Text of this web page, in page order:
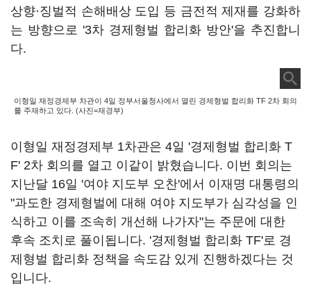
상향·징벌적 손해배상 도입 등 금전적 제재를 강화하
는 방향으로 '3차 경제형벌 합리화 방안'을 추진합니
다.
이형일 재정경제부 차관이 4일 정부서울청사에서 열린 경제형벌 합리화 TF 2차 회의
를 주재하고 있다. (사진=재경부)
이형일 재정경제부 1차관은 4일 '경제형벌 합리화 T
F' 2차 회의를 열고 이같이 밝혔습니다. 이번 회의는
지난달 16일 '여야 지도부 오찬'에서 이재명 대통령의
"과도한 경제형벌에 대해 여야 지도부가 심각성을 인
식하고 이를 조속히 개선해 나가자"는 주문에 대한
후속 조치로 풀이됩니다. '경제형벌 합리화 TF'로 경
제형벌 합리화 정책을 속도감 있게 진행하겠다는 것
입니다.